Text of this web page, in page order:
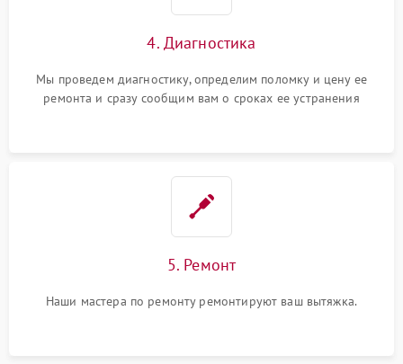
4. Диагностика
Мы проведем диагностику, определим поломку и цену ее
ремонта и сразу сообщим вам о сроках ее устранения
5. Ремонт
Наши мастера по ремонту ремонтируют ваш вытяжка.